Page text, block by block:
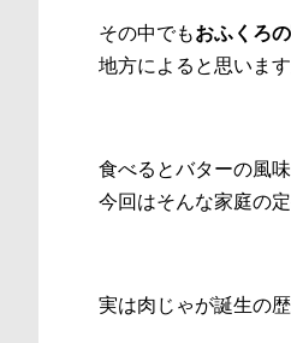
その中でもおふくろ
地方によると思いま
食べるとバターの風
今回はそんな家庭の
実は肉じゃが誕生の歴